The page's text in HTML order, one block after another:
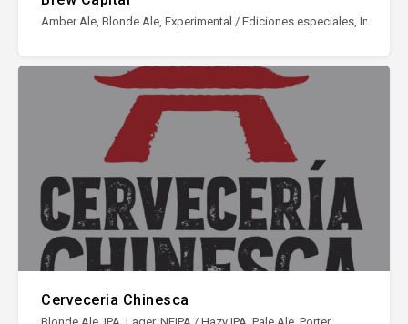
Amber Ale, Blonde Ale, Experimental / Ediciones especiales, Imperial
Cerveceria Chinesca